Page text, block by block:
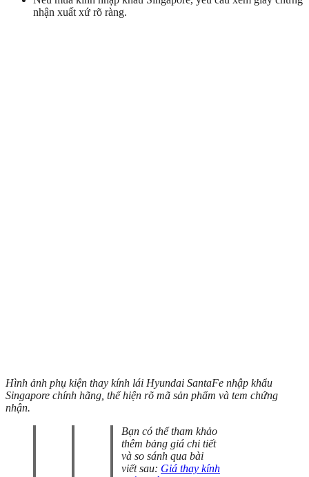
nhận xuất xứ rõ ràng.
Hình ảnh phụ kiện thay kính lái Hyundai SantaFe nhập khẩu
Singapore chính hãng, thể hiện rõ mã sản phẩm và tem chứng
nhận.
Bạn có thể tham khảo
thêm bảng giá chi tiết
và so sánh qua bài
viết sau: Giá thay kính